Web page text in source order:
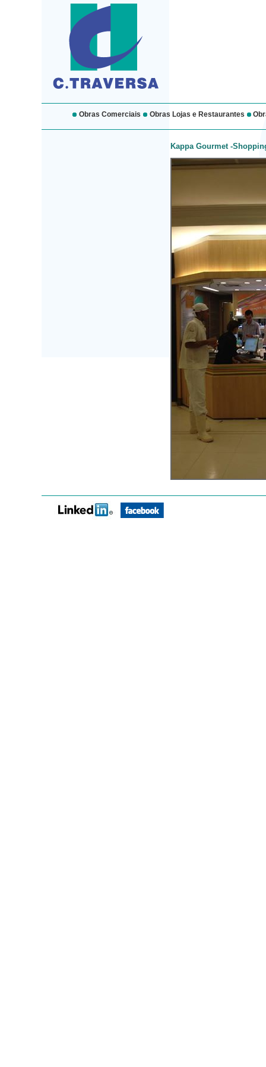
Obras Comerciais Obras Lojas e Restaurantes
Kappa Gourmet -